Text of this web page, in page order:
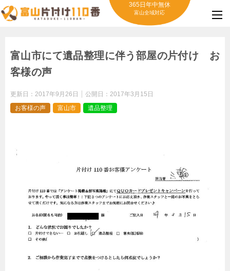
365日年中無休
富山全域対応
富山市にて遺品整理に伴う部屋の片付け お
客様の声
更新日： 2017年9月26日 公開日： 2017年3月15日
お客様の声
富山市 遺品整理